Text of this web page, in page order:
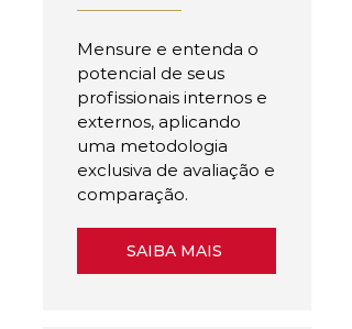
Mensure e entenda o
potencial de seus
profissionais internos e
externos, aplicando
uma metodologia
exclusiva de avaliação e
comparação.
SAIBA MAIS